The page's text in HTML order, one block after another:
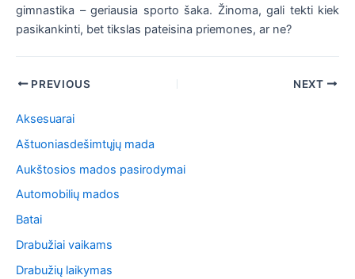
gimnastika – geriausia sporto šaka. Žinoma, gali tekti kiek
pasikankinti, bet tikslas pateisina priemones, ar ne?
PostPREVIOUS NEXT
Aksesuarai
Aštuoniasdešimtųjų mada
Aukštosios mados pasirodymai
Automobilių mados
Batai
Drabužiai vaikams
Drabužių laikymas